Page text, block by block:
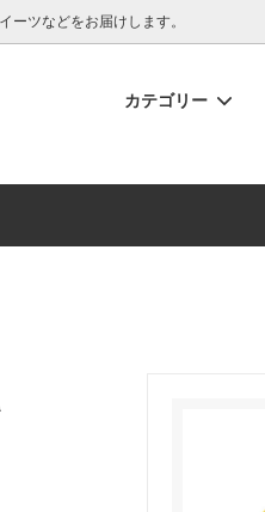
ツなどをお届けします。
カテゴリー
園について